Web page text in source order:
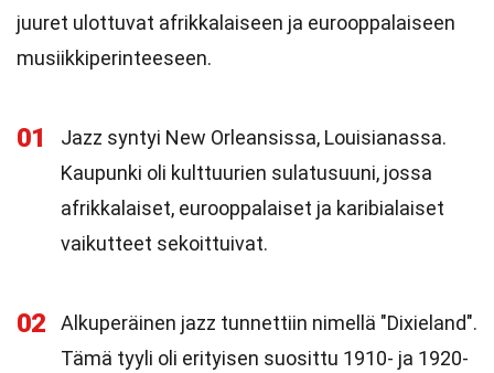
juuret ulottuvat afrikkalaiseen ja eurooppalaiseen
musiikkiperinteeseen.
01
Jazz syntyi New Orleansissa, Louisianassa.
Kaupunki oli kulttuurien sulatusuuni, jossa
afrikkalaiset, eurooppalaiset ja karibialaiset
vaikutteet sekoittuivat.
02
Alkuperäinen jazz tunnettiin nimellä "Dixieland".
Tämä tyyli oli erityisen suosittu 1910- ja 1920-